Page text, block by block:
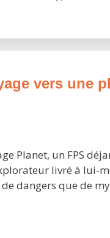
vers une
Planet, un FPS
livré à lui-
dangers que de